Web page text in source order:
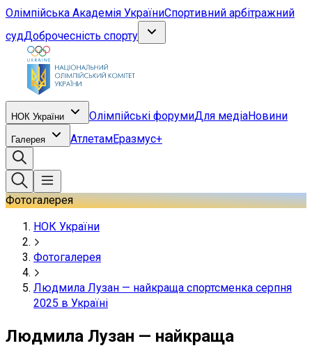
Олімпійська Академія УкраїниСпортивний арбітражний
судДоброчесність спорту
НОК України Олімпійські форумиДля медіаНовини
Галерея АтлетамЕразмус+
Фотогалерея
НОК України
Фотогалерея
Людмила Лузан — найкраща спортсменка серпня
2025 в Україні
Людмила Лузан — найкраща